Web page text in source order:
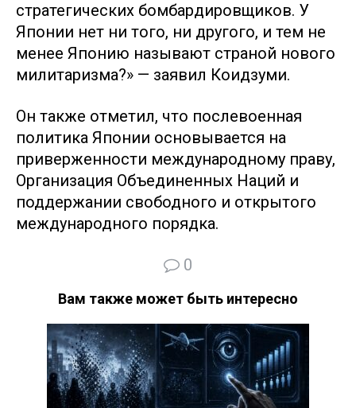
стратегических бомбардировщиков. У
Японии нет ни того, ни другого, и тем не
менее Японию называют страной нового
милитаризма?» — заявил Коидзуми.
Он также отметил, что послевоенная
политика Японии основывается на
приверженности международному праву,
Организация Объединенных Наций и
поддержании свободного и открытого
международного порядка.
0
Вам также может быть интересно